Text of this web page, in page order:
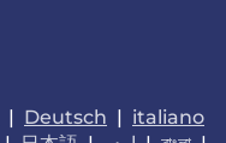
| Deutsch | italiano